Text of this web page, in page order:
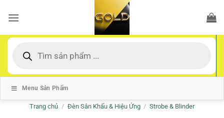
qua
dung
kiếm
Menu Sản Phẩm
Trang chủ / Đèn Sân Khấu & Hiệu Ứng / Strobe & Blinder